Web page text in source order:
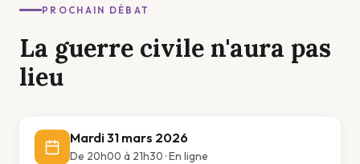
PROCHAIN DÉBAT
La guerre civile n'aura pas
lieu
Mardi 31 mars 2026
De 20h00 à 21h30 · En ligne